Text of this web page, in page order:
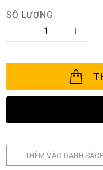
SỐ LƯỢNG
THÊM VÀO DANH